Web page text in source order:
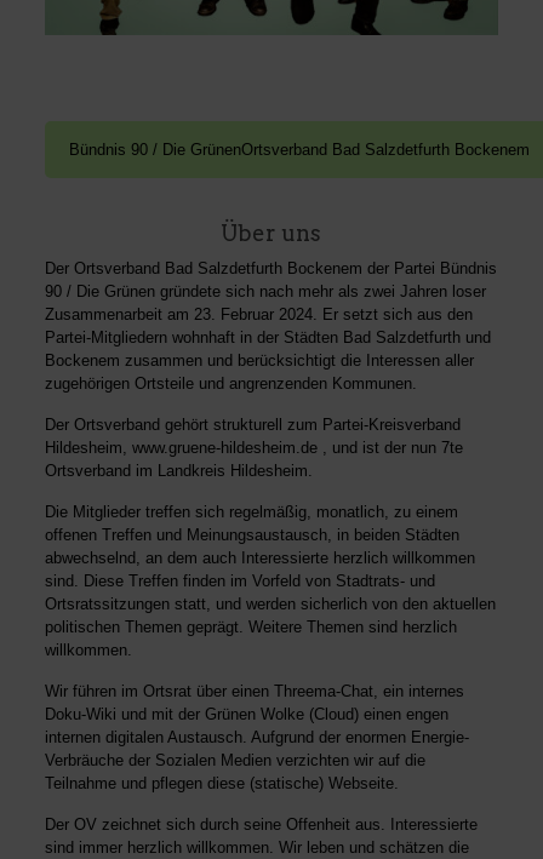
Über uns
Der Ortsverband Bad Salzdetfurth Bockenem der Partei Bündnis
90 / Die Grünen gründete sich nach mehr als zwei Jahren loser
Zusammenarbeit am 23. Februar 2024. Er setzt sich aus den
Partei-Mitgliedern wohnhaft in der Städten Bad Salzdetfurthund
Bockenem zusammen und berücksichtigt die Interessen aller
zugehörigen Ortsteile und angrenzenden Kommunen.
Der Ortsverband gehört strukturell zum Partei-Kreisverband
Hildesheim, www.gruene-hildesheim.de, und ist der nun 7te
Ortsverband im Landkreis Hildesheim.
Die Mitglieder treffen sich regelmäßig, monatlich, zu einem
offenen Treffen und Meinungsaustausch, in beiden Städten
abwechselnd, an dem auch Interessierte herzlich willkommen
sind. Diese Treffen finden im Vorfeld von Stadtrats- und
Ortsratssitzungen statt, und werden sicherlich von den aktuellen
politischen Themen geprägt. Weitere Themen sind herzlich
willkommen.
Wir führen im Ortsrat über einen Threema-Chat, ein internes
Doku-Wiki und mit der Grünen Wolke (Cloud) einen engen
internen digitalen Austausch. Aufgrund der enormen Energie-
Verbräuche der Sozialen Medien verzichten wir auf die
Teilnahme und pflegen diese (statische) Webseite.
Der OV zeichnet sich durch seine Offenheit aus. Interessierte
sind immer herzlich willkommen. Wir leben und schätzen die